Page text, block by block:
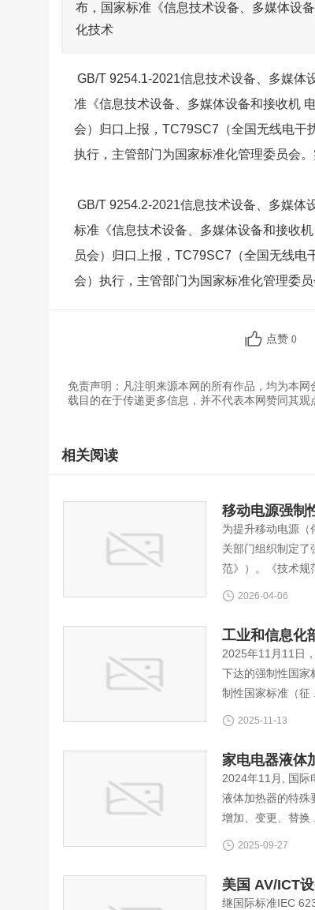
布，国家标准《信息技术设备、多媒体设
化技术
GB/T 9254.1-2021信息技术设备、多媒体
准《信息技术设备、多媒体设备和接收机
会）归口上报，TC79SC7（全国无线电干
执行，主管部门为国家标准化管理委员会
GB/T 9254.2-2021信息技术设备、多媒体
标准《信息技术设备、多媒体设备和接收
员会）归口上报，TC79SC7（全国无线
会）执行，主管部门为国家标准化管理委
点赞 0
免责声明：凡注明来源本网的所有作品，均为本
载目的在于传递更多信息，并不代表本网赞同其观
相关阅读
移动电源强制
为提升移动电源（
关部门组织制定
范》）。《技术规
2026-04-06
工业和信息化
2025年11月11日
下达的强制性国家
制性国家标准（征
2025-11-13
家电电器液体
2024年11月, 国际
液体加热器的特殊
增加、变更、替换
2025-09-27
美国 AV/ICT
继国际标准IEC